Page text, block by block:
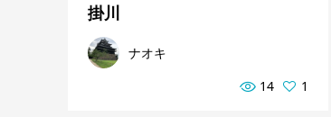
掛川
ナオキ
14
1